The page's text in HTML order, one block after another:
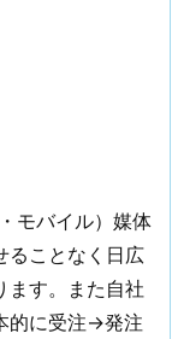
モバイル）媒体
ることなく日広
ます。また自社
的に受注→発注